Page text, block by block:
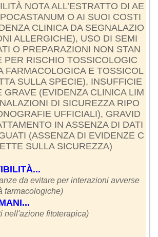
NOTA ALL’ESTRATTO DI AE
O AI SUOI COSTI
CLINICA DA SEGNALAZIO
ALLERGICHE), USO DI SEMI
O PREPARAZIONI NON STAN
PER RISCHIO TOSSICOLOGIC
FARMACOLOGICA E TOSSICOL
SULLA SPECIE), INSUFFICIE
GRAVE (EVIDENZA CLINICA LIM
DI SICUREZZA RIPO
UFFICIALI), GRAVID
IN ASSENZA DI DATI
(ASSENZA DI EVIDENZE C
SULLA SICUREZZA)
da evitare per interazioni avverse
farmacologiche)
nell'azione fitoterapica)